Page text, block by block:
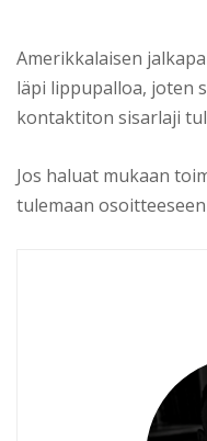
Amerikkalaisen
läpi lippupalloa, joten
kontaktiton sisarlaji
Jos haluat mukaan
tulemaan osoitteeseen